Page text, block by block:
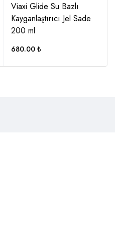
Viaxi Glide Su Bazlı
Kayganlaştırıcı Jel Sade
200 ml
680.00 ₺